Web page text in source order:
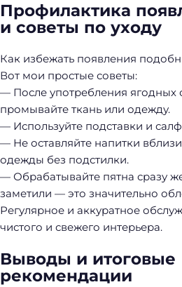
Профилактика
и советы по уходу
Как избежать появления
Вот мои простые советы:
— После употребления ягодных
промывайте ткань или одежду.
— Используйте подставки и
— Не оставляйте напитки
одежды без подстилки.
— Обрабатывайте пятна сразу
заметили — это значительно
Регулярное и аккуратное
чистого и свежего интерьера.
Выводы и итоговые
рекомендации
а
т
и